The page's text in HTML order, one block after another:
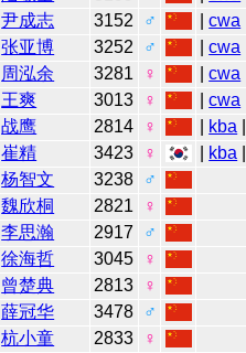
尹成志 3152 ♂ |cwa
张亚博 3252 ♂ |cwa
周泓余 3281 ♀ |cwa
王爽 3013 ♀ |cwa
战鹰 2814 ♀ kba
崔精 3423 ♀ kba
杨智文 3238
♂
魏欣桐 2821
♀
李思瀚 2917
♂
徐海哲 3045
♀
曾楚典 2813
♀
薛冠华 3478
♂
杭小童 2833
♀